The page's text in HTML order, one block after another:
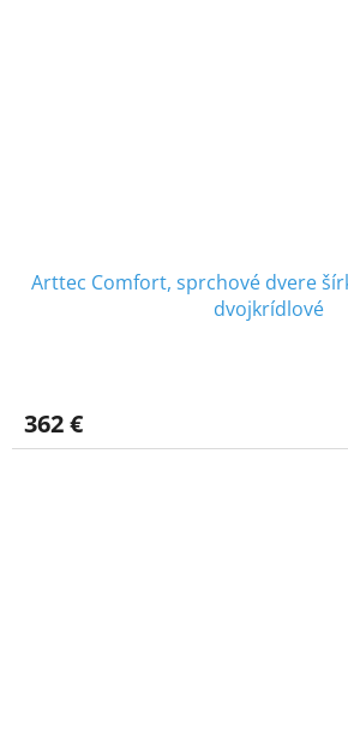
Arttec Comfort, sprchové dvere
dvojkrídlové
362 €